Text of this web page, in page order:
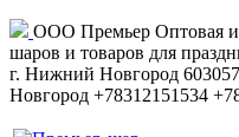
ООО Премьер Оптовая
шаров и товаров для
г. Нижний Новгород 603057
Новгород +78312151534